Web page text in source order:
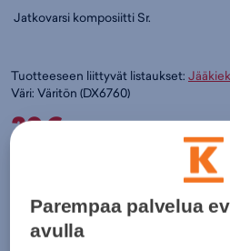
Jatkovarsi komposiitti Sr.
Tuotteeseen liittyvät listaukset:
Väri: Väritön (DX6760)
20€
Väritön
Parempaa palvelua
avulla